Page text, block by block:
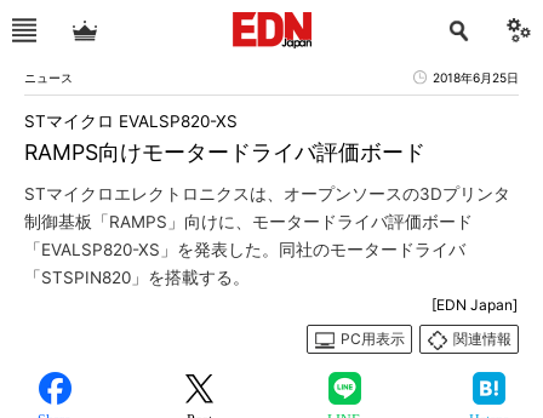
ニュース 2018年6月25日
RAMPS向けモータードライバ評価ボード
STマイクロ EVALSP820-XS
STマイクロエレクトロニクスは、オープンソースの3Dプリンタ
制御基板「RAMPS」向けに、モータードライバ評価ボード
「EVALSP820-XS」を発表した。同社のモータードライバ
「STSPIN820」を搭載する。
[EDN Japan]
PC用表示
関連情報